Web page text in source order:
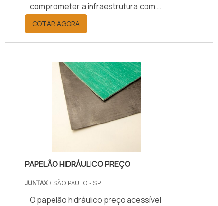
comprometer a infraestrutura com a
transmissão de forças, e impactos
decorrentes da deformação térmica
dos materiais, além da: Tração e
Movimento combinado; Rotação;
Recalque diferencial.Principais
vantagens das juntas para
reservatóriosA junta de dilatação, ou
movimentação como também é
chamada, é fabricada em geral com
COTAR AGORA
PAPELÃO HIDRÁULICO PREÇO
JUNTAX / SÃO PAULO - SP
O papelão hidráulico preço acessível